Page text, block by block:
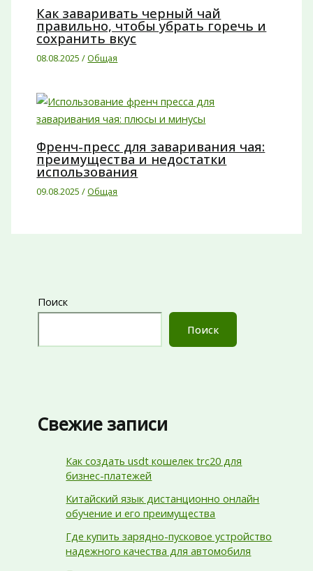
Как заваривать черный чай
правильно, чтобы убрать горечь и
сохранить вкус
08.08.2025/Общая
Френч-пресс для заваривания чая:
преимущества и недостатки
использования
09.08.2025/Общая
Поиск
Поиск
Свежие записи
Как создать usdt кошелек trc20 для
бизнес-платежей
Китайский язык дистанционно онлайн
обучение и его преимущества
Где купить зарядно-пусковое устройство
надежного качества для автомобиля